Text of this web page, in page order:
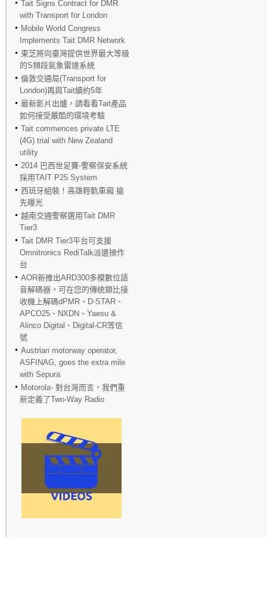
Tait Signs Contract for DMR
with Transport for London
Mobile World Congress
Implements Tait DMR Network
東芝將向臺灣提供世界最大等級
的S頻段氣象雷達系統
倫敦交通局(Transport for
London)再與Tait續約5年
最新影片出爐，請看看Tait產品
如何接受嚴酷的環境考驗
Tait commences private LTE
(4G) trial with New Zealand
utility
2014 巴西世足賽-警察保安系統
採用TAIT P25 System
西班牙組裝！高雄輕軌車廂 搶
先曝光
越南交通警察選用Tait DMR
Tier3
Tait DMR Tier3平台可支援
Omnitronics RediTalk派遣操作
台
AOR新推出ARD300多模數位語
音解碼器，可在您的傳統類比接
收機上解碼dPMR、D-STAR、
APCO25、NXDN、Yaesu &
Alinco Digital、Digital-CR等信
號
Austrian motorway operator,
ASFINAG, goes the extra mile
with Sepura
Motorola- 對台灣而言，我們重
新定義了Two-Way Radio